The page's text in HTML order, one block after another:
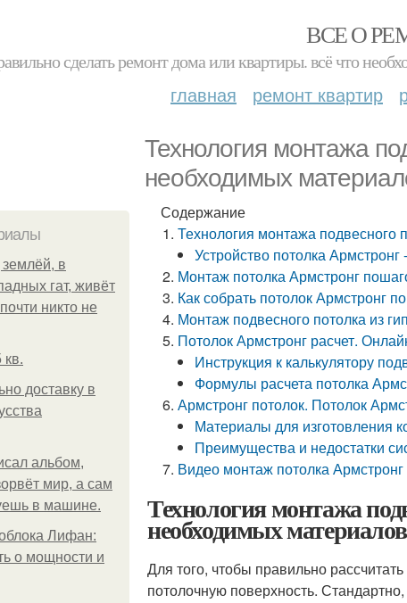
ВСЕ О
сделать ремонт дома или квартиры. всё что
главная ремонт квартир
Технология монтажа
необходимых
землёй, в
гат, живёт
никто не
кв.
доставку в
альбом,
мир, а сам
в машине.
Лифан:
о мощности и
Содержание
Технология монтажа подвесного
Устройство потолка Армстронг
Монтаж потолка Армстронг
Как собрать потолок Армстронг
Монтаж подвесного потолка из
Потолок Армстронг расчет.
Инструкция к калькулятору
Формулы расчета потолка
Армстронг потолок. Потолок
Материалы для изготовления
Преимущества и недостатки
Видео монтаж потолка Армстронг
Технология монтажа
необходимых
Для того, чтобы правильно
потолочную поверхность.